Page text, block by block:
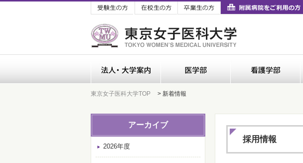
受験生の方 在校生の方 卒業生の方
東京女子医科大学TOP > 新着情報
採用情報
アーカイブ
2026年度